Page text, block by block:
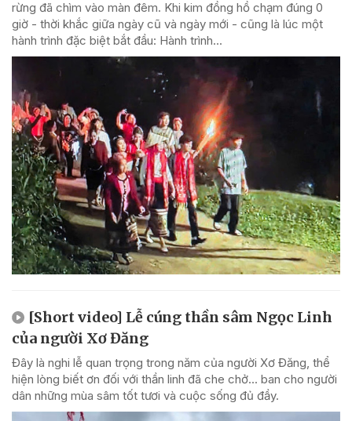
rừng đã chìm vào màn đêm. Khi kim đồng hồ chạm đúng 0
giờ - thời khắc giữa ngày cũ và ngày mới - cũng là lúc một
hành trình đặc biệt bắt đầu: Hành trình...
[Short video] Lễ cúng thần sâm Ngọc Linh
của người Xơ Đăng
Đây là nghi lễ quan trọng trong năm của người Xơ Đăng, thể
hiện lòng biết ơn đối với thần linh đã che chở... ban cho người
dân những mùa sâm tốt tươi và cuộc sống đủ đầy.